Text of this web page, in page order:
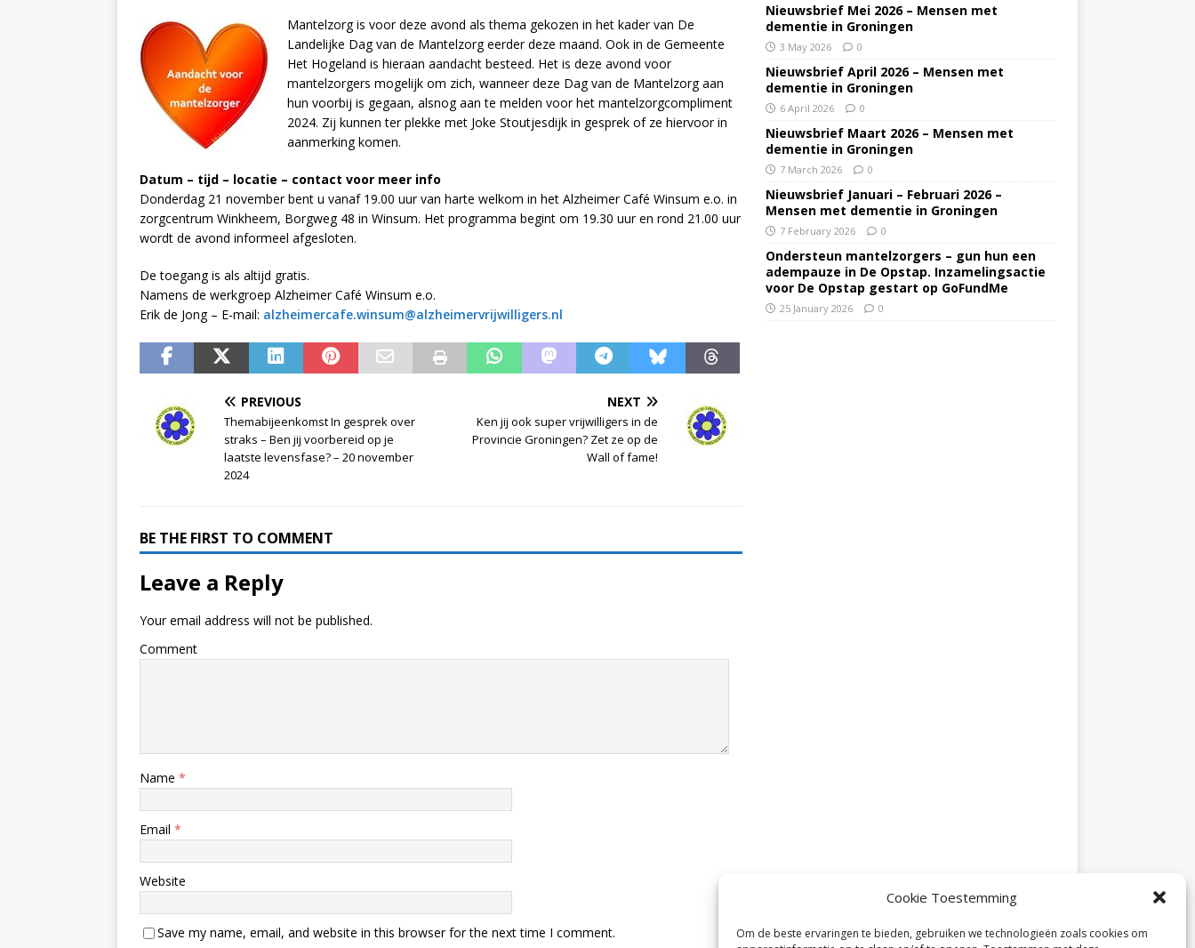
Cookie Toestemming
Om de beste ervaringen te bieden, gebruiken we technologieën zoals cookies om
Mantelzorg is voor deze avond als thema gekozen in het kader van De
Landelijke Dag van de Mantelzorg eerder deze maand. Ook in de Gemeente
Het Hogeland is hieraan aandacht besteed. Het is deze avond voor
mantelzorgers mogelijk om zich, wanneer deze Dag van de Mantelzorg aan
hun voorbij is gegaan, alsnog aan te melden voor het mantelzorgcompliment
2024. Zij kunnen ter plekke met Joke Stoutjesdijk in gesprek of ze hiervoor in
aanmerking komen.
Datum – tijd – locatie – contact voor meer info
Donderdag 21 november bent u vanaf 19.00 uur van harte welkom in het Alzheimer Café Winsum e.o. in
zorgcentrum Winkheem, Borgweg 48 in Winsum. Het programma begint om 19.30 uur en rond 21.00 uur
wordt de avond informeel afgesloten.
De toegang is als altijd gratis.
Namens de werkgroep Alzheimer Café Winsum e.o.
Erik de Jong – E-mail: alzheimercafe.winsum@alzheimervrijwilligers.nl
PREVIOUS
Themabijeenkomst In gesprek over
straks – Ben jij voorbereid op je
laatste levensfase? – 20 november
2024
NEXT
Ken jij ook super vrijwilligers in de
Provincie Groningen? Zet ze op de
Wall of fame!
BE THE FIRST TO COMMENT
Leave a Reply
Your email address will not be published.
Comment
Name *
Email *
Website
Save my name, email, and website in this browser for the next time I comment.
Nieuwsbrief Mei 2026 – Mensen met
dementie in Groningen
3 May 2026 0
Nieuwsbrief April 2026 – Mensen met
dementie in Groningen
6 April 2026 0
Nieuwsbrief Maart 2026 – Mensen met
dementie in Groningen
7 March 2026 0
Nieuwsbrief Januari – Februari 2026 –
Mensen met dementie in Groningen
7 February 2026 0
Ondersteun mantelzorgers – gun hun een
adempauze in De Opstap. Inzamelingsactie
voor De Opstap gestart op GoFundMe
25 January 2026 0